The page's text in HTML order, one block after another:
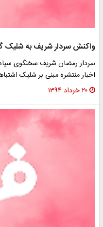
واکنش سردار شریف به شلیک
سردار رمضان شریف سخنگوی سپاه
اخبار منتشره مبنی بر شلیک اشتباهی 2 گلوله توپ جنگی…
۲۰ خرداد ۱۳۹۴